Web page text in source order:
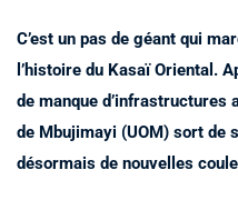
C’est un pas de géant qui
l’histoire du Kasaï Oriental.
de manque d’infrastructures
de Mbujimayi (UOM) sort de
désormais de nouvelles